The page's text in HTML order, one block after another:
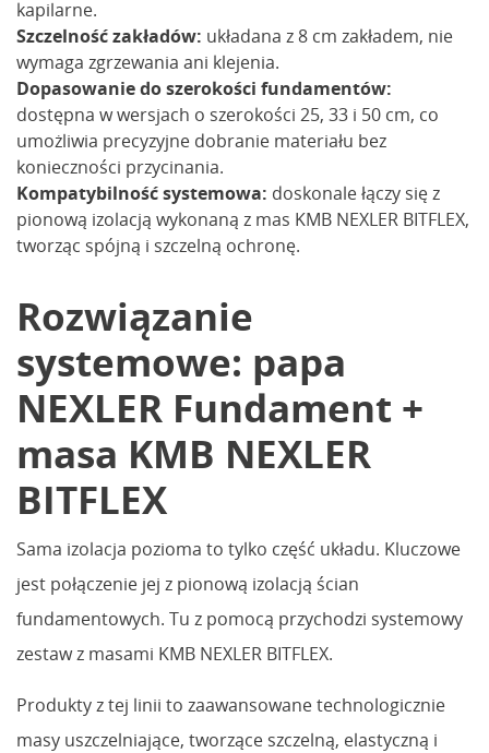
kapilarne.
Szczelność zakładów: układana z 8 cm zakładem, nie
wymaga zgrzewania ani klejenia.
Dopasowanie do szerokości fundamentów:
dostępna w wersjach o szerokości 25, 33 i 50 cm, co
umożliwia precyzyjne dobranie materiału bez
konieczności przycinania.
Kompatybilność systemowa: doskonale łączy się z
pionową izolacją wykonaną z mas KMB NEXLER BITFLEX,
tworząc spójną i szczelną ochronę.
Rozwiązanie
systemowe: papa
NEXLER Fundament +
masa KMB NEXLER
BITFLEX
Sama izolacja pozioma to tylko część układu. Kluczowe
jest połączenie jej z pionową izolacją ścian
fundamentowych. Tu z pomocą przychodzi systemowy
zestaw z masami KMB NEXLER BITFLEX.
Produkty z tej linii to zaawansowane technologicznie
masy uszczelniające, tworzące szczelną, elastyczną i